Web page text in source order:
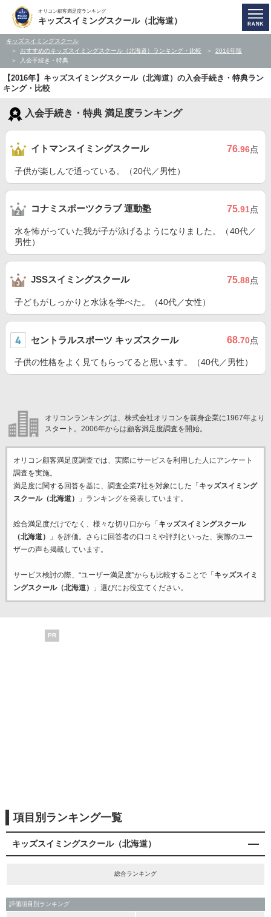
オリコン顧客満足度ランキング
キッズスイミングスクール（北海道）
キッズスイミングスクール
おすすめのキッズスイミングスクール（北海道）ランキング・比較
2016年版
入会手続き・特典
【2016年】キッズスイミングスクール（北海道）の入会手続き・特典ラン
キング・比較
入会手続き・特典 満足度ランキング
イトマンスイミングスクール 76.96点
子供が楽しんで通っている。（20代／男性）
コナミスポーツクラブ 運動塾 75.91点
水を怖がっていた我が子が泳げるようになりました。（40代／
男性）
JSSスイミングスクール 75.88点
子どもがしっかりと水泳を学べた。（40代／女性）
セントラルスポーツ キッズスクール 68.70点
子供の性格をよく見てもらってると思います。（40代／男性）
オリコンランキングは、株式会社オリコンを前身企業に1967年より
スタート。2006年からは顧客満足度調査を開始。
オリコン顧客満足度調査では、実際にサービスを利用した 人にアンケート
調査を実施。
満足度に関する回答を基に、調査企業7社を対象にした「 キッズスイミング
スクール（北海道）
」ランキングを発表しています。
総合満足度だけでなく、様々な切り口から「 キッズスイミングスクール
（北海道）
」を評価。さらに回答者の口コミや評判といった、実際のユー
ザーの声も掲載しています。
サービス検討の際、“ユーザー満足度”からも比較することで「 キッズスイミ
ングスクール（北海道）
」選びにお役立てください。
PR
項目別ランキング一覧
キッズスイミングスクール（北海道）
総合ランキング
評価項目別ランキング